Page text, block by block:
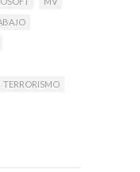
TERRORISMO